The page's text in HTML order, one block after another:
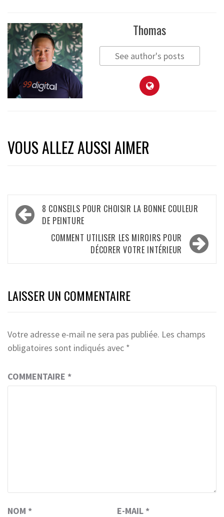
Thomas
See author's posts
VOUS ALLEZ AUSSI AIMER
Navigation
de
l’article
8 CONSEILS POUR CHOISIR LA BONNE COULEUR
DE PEINTURE
COMMENT UTILISER LES MIROIRS POUR
DÉCORER VOTRE INTÉRIEUR
LAISSER UN COMMENTAIRE
Votre adresse e-mail ne sera pas publiée. Les champs
obligatoires sont indiqués avec *
COMMENTAIRE *
NOM * E-MAIL *